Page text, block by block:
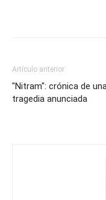
Artículo anterior
"Nitram": crónica de
tragedia anunciada